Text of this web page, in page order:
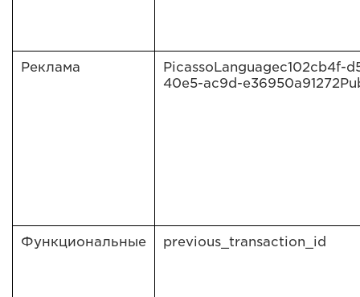
Реклама
PicassoLanguagec102cb4f-
40e5-ac9d-
Функциональные previous_transaction_id